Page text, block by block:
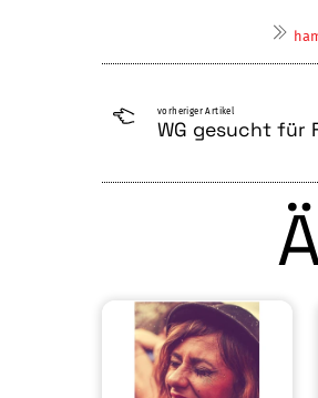
vorheriger Artikel
WG gesucht für